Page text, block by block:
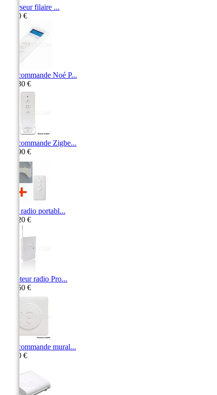
Inverseur filaire ...
14,30 €
Télécommande Noé P...
179,30 €
Télécommande Zigbe...
101,90 €
Pack radio portabl...
265,20 €
Répéteur radio Pro...
404,50 €
Télécommande mural...
71,10 €